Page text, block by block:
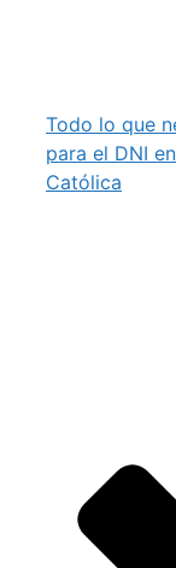
Todo lo que
para el DNI
Católica